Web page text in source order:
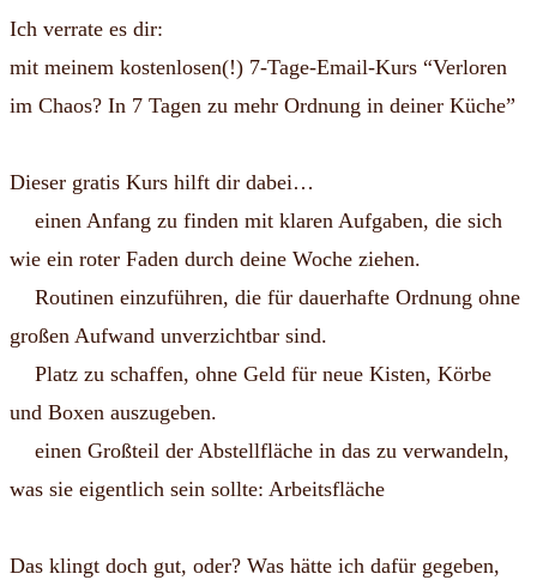
Ich verrate es dir:
mit meinem kostenlosen(!) 7-Tage-Email-Kurs “Verloren
im Chaos? In 7 Tagen zu mehr Ordnung in deiner Küche”
Dieser gratis Kurs hilft dir dabei…
einen Anfang zu finden mit klaren Aufgaben, die sich
wie ein roter Faden durch deine Woche ziehen.
Routinen einzuführen, die für dauerhafte Ordnung ohne
großen Aufwand unverzichtbar sind.
Platz zu schaffen, ohne Geld für neue Kisten, Körbe
und Boxen auszugeben.
einen Großteil der Abstellfläche in das zu verwandeln,
was sie eigentlich sein sollte: Arbeitsfläche
Das klingt doch gut, oder? Was hätte ich dafür gegeben,